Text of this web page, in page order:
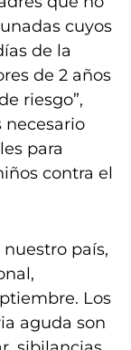
cuyos
de la
de 2 años
riesgo”,
necesario
para
contra el
país,
Los
aguda son